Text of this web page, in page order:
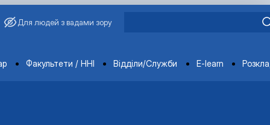
Для людей з вадами зору
Факультети / ННІ Відділи/Служби E-learn